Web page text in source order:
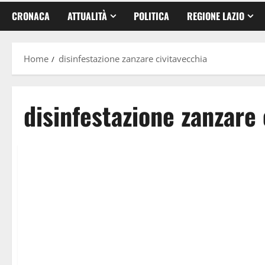
CRONACA ATTUALITÀ POLITICA REGIONE LAZIO
Home disinfestazione zanzare civitavecchia
disinfestazione